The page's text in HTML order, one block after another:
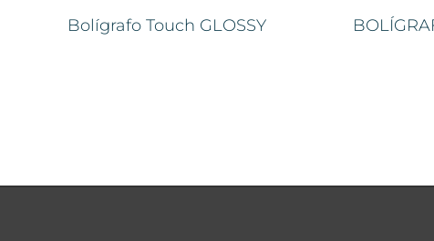
Bolígrafo Touch GLOSSY